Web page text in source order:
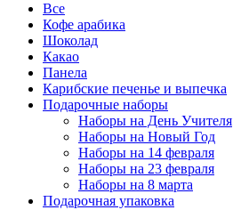
Все
Кофе арабика
Шоколад
Какао
Панела
Карибские печенье и выпечка
Подарочные наборы
Наборы на День Учителя
Наборы на Новый Год
Наборы на 14 февраля
Наборы на 23 февраля
Наборы на 8 марта
Подарочная упаковка